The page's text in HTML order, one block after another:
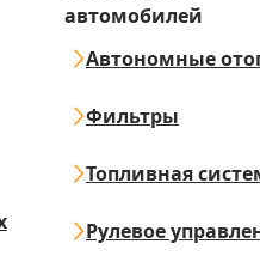
автомобилей
Автономные
Фильтры
Топливная
Рулевое